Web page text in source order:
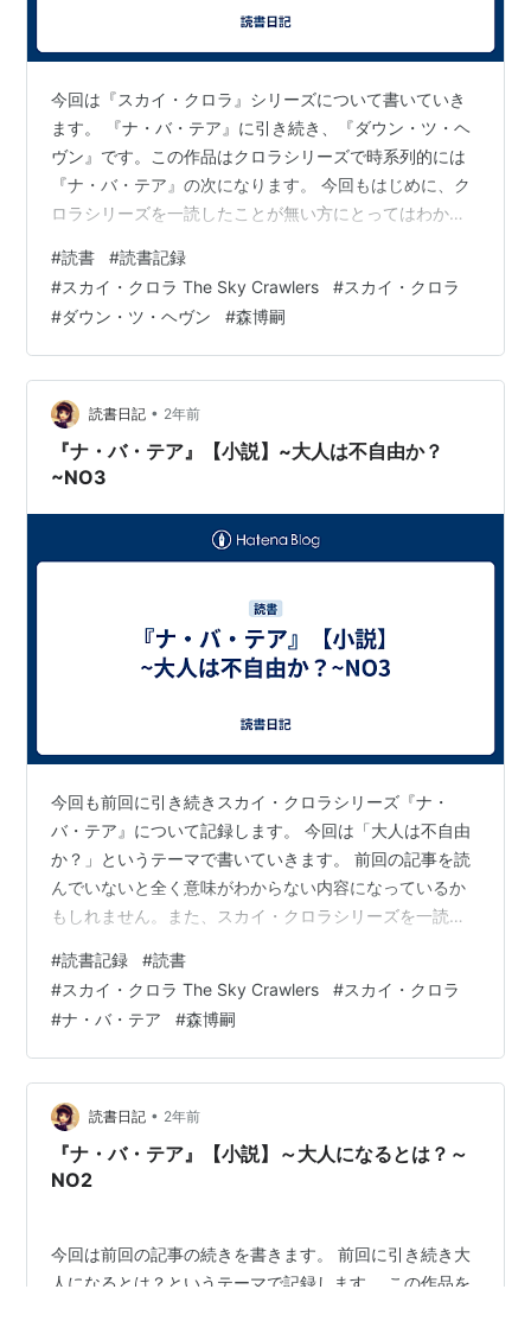
今回は『スカイ・クロラ』シリーズについて書いていき
ます。 『ナ・バ・テア』に引き続き、『ダウン・ツ・ヘ
ヴン』です。この作品はクロラシリーズで時系列的には
『ナ・バ・テア』の次になります。 今回もはじめに、ク
ロラシリーズを一読したことが無い方にとってはわかり
の記事も読んでいただけたら嬉しいです。
soranodokusho.hatenadiary.jp 『ダウン・ツ・ヘヴン』
(長いので以降ヘヴンと記載)は正直『ナ・バ・テア』ほど
この物語を自分事として意味づける要素が無いので書く
こともあまり無い。私の中では重要度が一番低い作品。
ヘヴンの主人公はク…
#読書 #読書記録
#スカイ・クロラ The Sky Crawlers #スカイ・クロラ
#ダウン・ツ・ヘヴン #森博嗣
読書日記 • 2年前
『ナ・バ・テア』【小説】~大人は不自由か？
~NO3
今回も前回に引き続きスカイ・クロラシリーズ『ナ・
バ・テア』について記録します。 今回は「大人は不自由
か？」というテーマで書いていきます。 前回の記事を読
んでいないと全く意味がわからない内容になっているか
もしれません。また、スカイ・クロラシリーズを一読し
ているということをはじめに書いておきます。 大人と子
供という観点で何か考えたことがある方は理解できる部
分もあるかもしれません。
soranodokusho.hatenadiary.jp
soranodokusho.hatenadiary.jp 「生」に目的は必要か ク
ロラシリーズではよく「自由」と…
#読書記録 #読書
#スカイ・クロラ The Sky Crawlers #スカイ・クロラ
#ナ・バ・テア #森博嗣
読書日記 • 2年前
『ナ・バ・テア』【小説】～大人になるとは？～
NO2